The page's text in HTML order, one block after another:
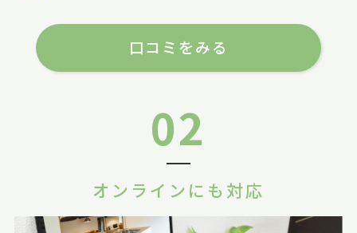
口コミをみる
02
オンラインにも対応